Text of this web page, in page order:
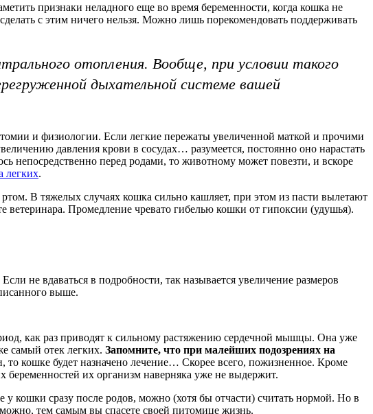
признаки неладного еще во время беременности, когда кошка не
с этим ничего нельзя. Можно лишь порекомендовать поддерживать
отопления. Вообще, при условии такого
дыхательной системе вашей
и физиологии. Если легкие пережаты увеличенной маткой и прочими
давления крови в сосудах… разумеется, постоянно оно нарастать
непосредственно перед родами, то животному может повезти, и вскоре
легких.
В тяжелых случаях кошка сильно кашляет, при этом из пасти вылетают
Промедление чревато гибелью кошки от гипоксии (удушья).
Если не вдаваться в подробности, так называется увеличение размеров
выше.
как раз приводят к сильному растяжению сердечной мышцы. Она уже
самый отек легких. Запомните, что при малейших подозрениях на
кошке будет назначено лечение… Скорее всего, пожизненное. Кроме
беременностей их организм наверняка уже не выдержит.
кошки сразу после родов, можно (хотя бы отчасти) считать нормой. Но в
тем самым вы спасете своей питомице жизнь.